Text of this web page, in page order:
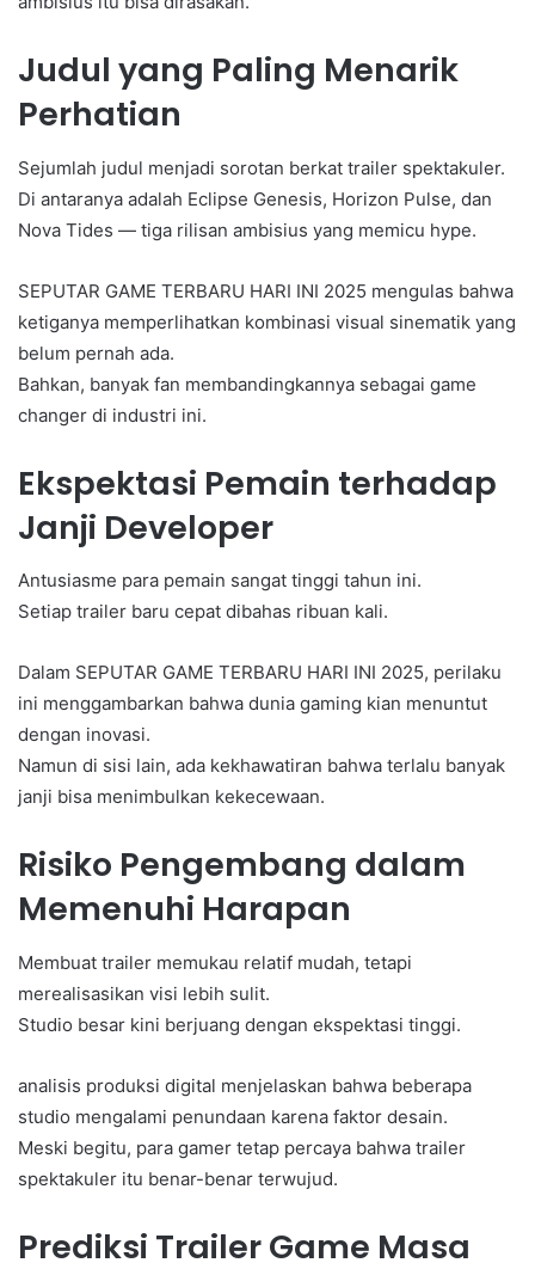
Judul yang Paling Menarik
Perhatian
Sejumlah judul menjadi sorotan berkat trailer spektakuler.
Di antaranya adalah Eclipse Genesis, Horizon Pulse, dan
Nova Tides — tiga rilisan ambisius yang memicu hype.
SEPUTAR GAME TERBARU HARI INI 2025 mengulas bahwa
ketiganya memperlihatkan kombinasi visual sinematik yang
belum pernah ada.
Bahkan, banyak fan membandingkannya sebagai game
changer di industri ini.
Ekspektasi Pemain terhadap
Janji Developer
Antusiasme para pemain sangat tinggi tahun ini.
Setiap trailer baru cepat dibahas ribuan kali.
Dalam SEPUTAR GAME TERBARU HARI INI 2025, perilaku
ini menggambarkan bahwa dunia gaming kian menuntut
dengan inovasi.
Namun di sisi lain, ada kekhawatiran bahwa terlalu banyak
janji bisa menimbulkan kekecewaan.
Risiko Pengembang dalam
Memenuhi Harapan
Membuat trailer memukau relatif mudah, tetapi
merealisasikan visi lebih sulit.
Studio besar kini berjuang dengan ekspektasi tinggi.
analisis produksi digital menjelaskan bahwa beberapa
studio mengalami penundaan karena faktor desain.
Meski begitu, para gamer tetap percaya bahwa trailer
spektakuler itu benar-benar terwujud.
Prediksi Trailer Game Masa